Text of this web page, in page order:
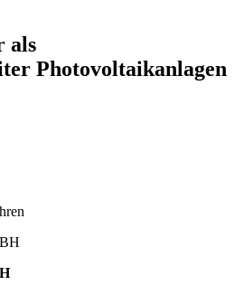
als
Photovoltaikanlagen